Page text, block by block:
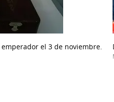
el 3 de noviembre.